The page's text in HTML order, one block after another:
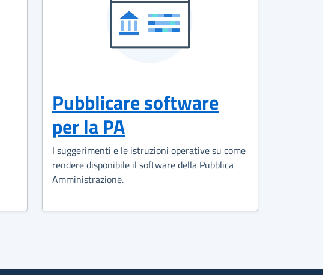
Pubblicare software
per la PA
I suggerimenti e le istruzioni operative su come
rendere disponibile il software della Pubblica
Amministrazione.